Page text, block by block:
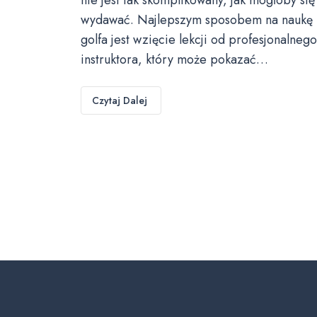
wydawać. Najlepszym sposobem na naukę
golfa jest wzięcie lekcji od profesjonalnego
instruktora, który może pokazać…
Czytaj Dalej